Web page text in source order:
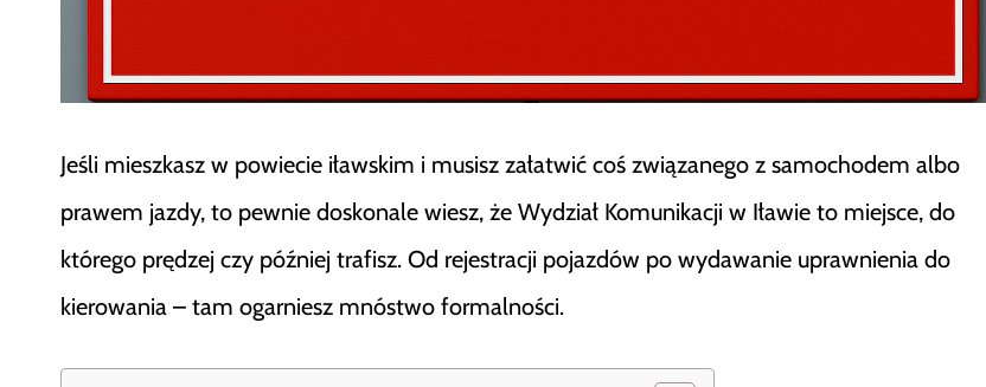
Jeśli mieszkasz w powiecie iławskim i musisz załatwić coś związanego z samochodem albo
prawem jazdy, to pewnie doskonale wiesz, że Wydział Komunikacji w Iławie to miejsce, do
którego prędzej czy później trafisz. Od rejestracji pojazdów po wydawanie uprawnienia do
kierowania – tam ogarniesz mnóstwo formalności.